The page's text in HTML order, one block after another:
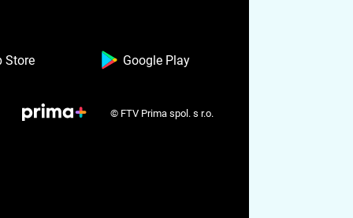
Store Google Play
© FTV Prima spol. s r.o.